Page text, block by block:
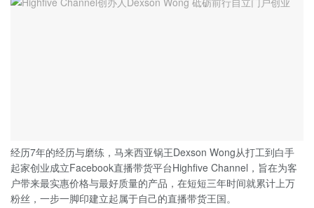
经历7年的经历与磨练，马来西亚锅王Dexson Wong从打工到白手
起家创业成立Facebook直播带货平台Highfive Channel，旨在为客
户带来最实惠价格与最好质量的产品，在短短三年时间就累计上万
粉丝，一步一脚印建立起属于自己的直播带货王国。